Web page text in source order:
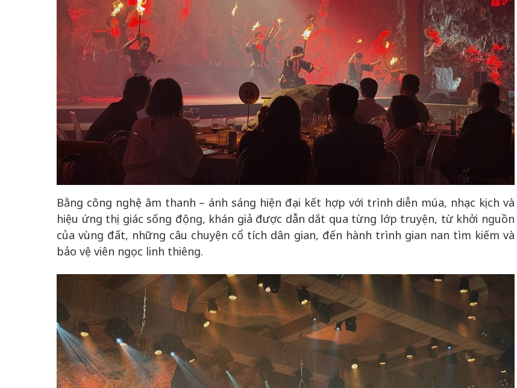
Bằng công nghệ âm thanh – ánh sáng hiện đại kết hợp với trình diễn múa, nhạc kịch và
hiệu ứng thị giác sống động, khán giả được dẫn dắt qua từng lớp truyện, từ khởi nguồn
của vùng đất, những câu chuyện cổ tích dân gian, đến hành trình gian nan tìm kiếm và
bảo vệ viên ngọc linh thiêng.